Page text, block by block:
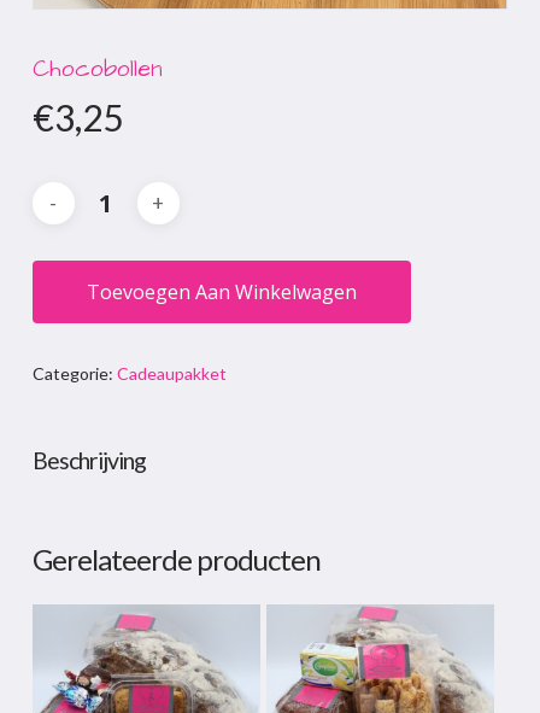
Chocobollen
€3,25
Toevoegen Aan Winkelwagen
Categorie: Cadeaupakket
Beschrijving
Gerelateerde producten